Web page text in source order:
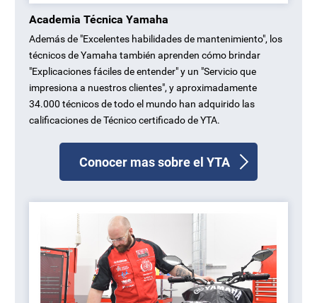
Academia Técnica Yamaha
Además de "Excelentes habilidades de mantenimiento", los
técnicos de Yamaha también aprenden cómo brindar
"Explicaciones fáciles de entender" y un "Servicio que
impresiona a nuestros clientes", y aproximadamente
34.000 técnicos de todo el mundo han adquirido las
calificaciones de Técnico certificado de YTA.
Conocer mas sobre el YTA